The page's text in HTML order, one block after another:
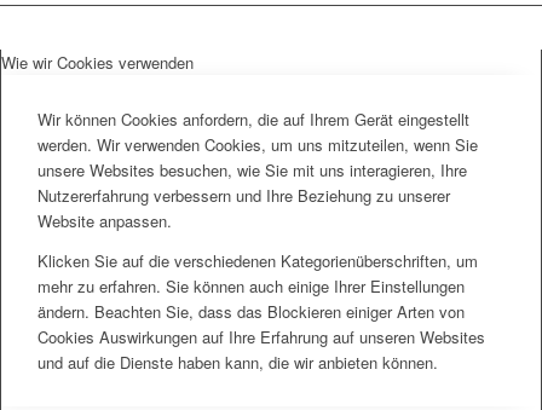
Wie wir Cookies verwenden
Wir können Cookies anfordern, die auf Ihrem Gerät eingestellt
werden. Wir verwenden Cookies, um uns mitzuteilen, wenn Sie
unsere Websites besuchen, wie Sie mit uns interagieren, Ihre
Nutzererfahrung verbessern und Ihre Beziehung zu unserer
Website anpassen.
Klicken Sie auf die verschiedenen Kategorienüberschriften, um
mehr zu erfahren. Sie können auch einige Ihrer Einstellungen
ändern. Beachten Sie, dass das Blockieren einiger Arten von
Cookies Auswirkungen auf Ihre Erfahrung auf unseren Websites
und auf die Dienste haben kann, die wir anbieten können.